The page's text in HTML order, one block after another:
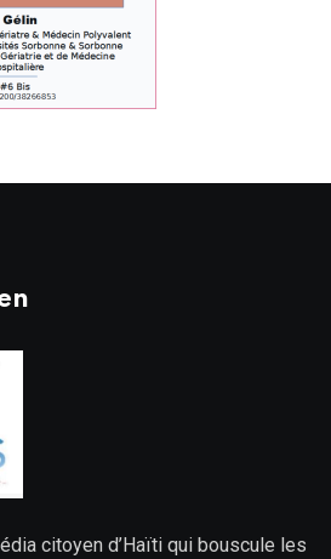
citoyen d’Haïti qui bouscule les